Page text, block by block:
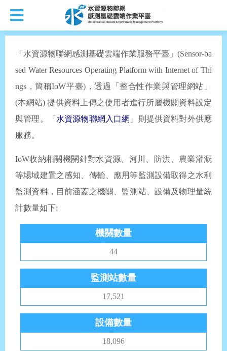
「水資源物聯網感測基礎雲端作業服務平臺」(Sensor-ba
sed Water Resources Operating Platform with Internet of Thi
ngs，簡稱IoW平臺)，透過「整合性作業與管理網站」
(本網站) 提供資料上傳之使用者進行所屬機關資料設定
與管理。「 水資源物聯網入口網 」則提供資料對外供應
服務。
IoW收納相關機關針對水資源、河川、防洪、農業灌溉
等場域建置之感知、傳輸、應用等監測設備取得之水利
監測資料，目前涵蓋之機關、監測站、設備及物理量統
計數量如下:
機關數量
44
監測站數量
17,521
設備數量
18,096